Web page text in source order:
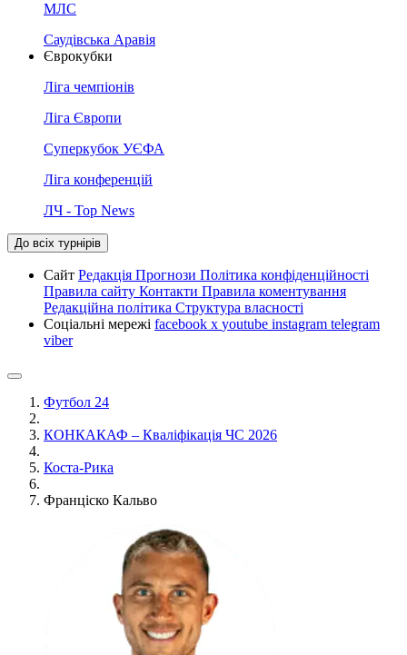
МЛС
Саудівська Аравія
Єврокубки
Ліга чемпіонів
Ліга Європи
Суперкубок УЄФА
Ліга конференцій
ЛЧ - Top News
До всіх турнірів
Сайт Редакція Прогнози Політика конфіденційності
Правила сайту Контакти Правила коментування
Редакційна політика Структура власності
Соціальні мережі facebook x youtube instagram telegram
viber
Футбол 24
КОНКАКАФ – Кваліфікація ЧС 2026
Коста-Рика
Франціско Кальво